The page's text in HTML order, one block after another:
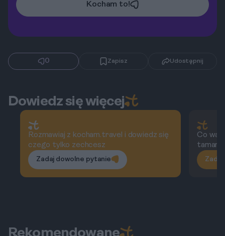
Kocham to!
0 Zapisz Udostępnij
Dowiedz się więcej
Rozmawiaj z kocham.travel i dowiedz się
czego tylko zechcesz
Zadaj dowolne pytanie
Co